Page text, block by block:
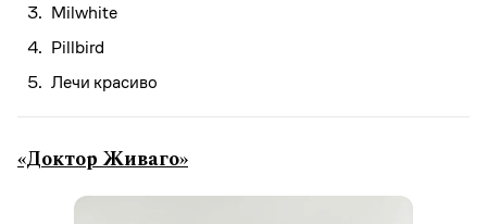
Milwhite
Pillbird
Лечи красиво
«Доктор Живаго»